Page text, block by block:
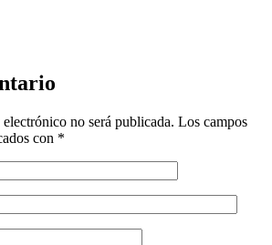
no será publicada. Los campos
con *